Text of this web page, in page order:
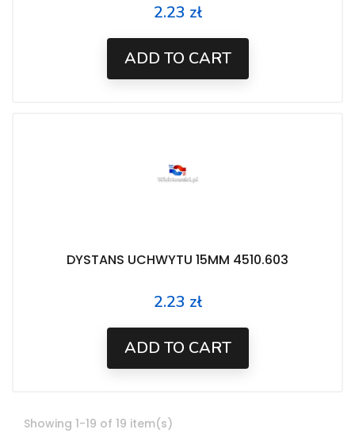
Price
2.23 zł
ADD TO CART
DYSTANS UCHWYTU 15MM 4510.603
Price
2.23 zł
ADD TO CART
Showing 1-19 of 19 item(s)